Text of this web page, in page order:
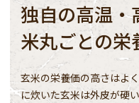
独自の高温・
米丸ごとの栄
玄米の栄養価の高さはよ
に炊いた玄米は外皮が硬